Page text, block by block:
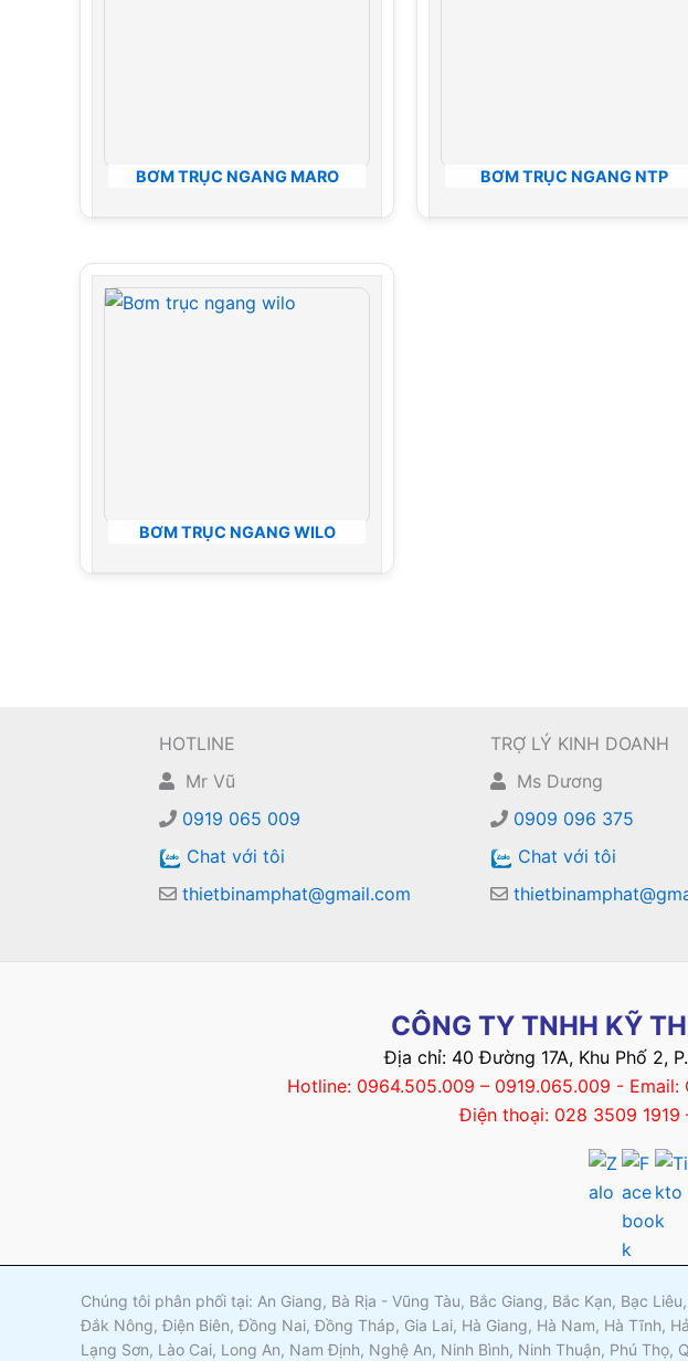
BƠM TRỤC NGANG MARO BƠM TRỤC NGANG NTP
BƠM TRỤC NGANG WILO
HOTLINE
Mr Vũ
0919 065 009
Chat với tôi
thietbinamphat@gmail.com
TRỢ LÝ KINH DOANH
Ms Dương
0909 096 375
Chat với tôi
CÔNG TY TNHH KỸ
Địa chỉ: 40 Đường 17A, Khu Phố 2,
Hotline: 0964.505.009 – 0919.065.009 - Email:
Điện thoại: 028 3509 1919
Chúng tôi phân phối tại: An Giang, Bà Rịa - Vũng Tàu, Bắc Giang, Bắc Kạn, Bạc
Đắk Nông, Điện Biên, Đồng Nai, Đồng Tháp, Gia Lai, Hà Giang, Hà Nam, Hà Tĩnh,
Lạng Sơn, Lào Cai, Long An, Nam Định, Nghệ An, Ninh Bình, Ninh Thuận, Phú